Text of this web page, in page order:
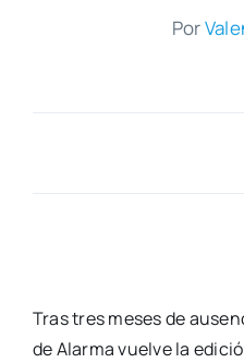
Por
Tras tres meses de
de Alar­ma vuel­ve la